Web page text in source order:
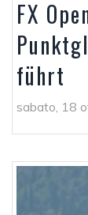
FX
führt
sabato, 18